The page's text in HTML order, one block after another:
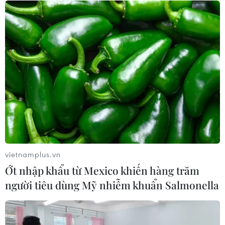
2026 với chủ đề “Sắc màu Đại
dương”
17/07/2026 14:24
Hàng loạt sự kiện nổi
bật tại Festival Biển Khánh Hòa năm
2026
17/07/2026 02:41
Lễ hội Yến sào Khánh Hòa tôn vinh
tinh hoa ẩm thực và giá trị di sản
16/07/2026 13:49
Đội Bồ Đào Nha xuất sắc giành ngôi
vietnamplus.vn
Ớt nhập khẩu từ Mexico khiến hàng trăm
người tiêu dùng Mỹ nhiễm khuẩn Salmonella